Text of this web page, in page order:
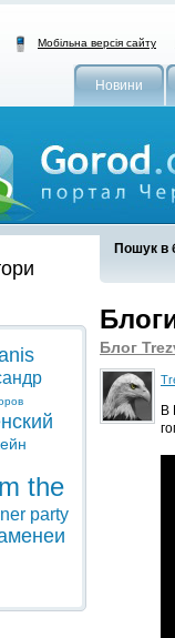
Мобільна версія сайту
Новини
Пошук в
Блог
В
the
party